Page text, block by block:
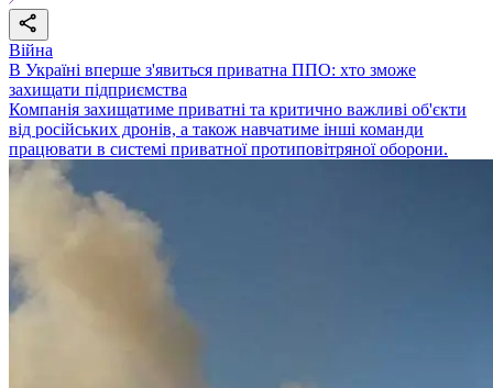
Війна
В Україні вперше з'явиться приватна ППО: хто зможе
захищати підприємства
Компанія захищатиме приватні та критично важливі об'єкти
від російських дронів, а також навчатиме інші команди
працювати в системі приватної протиповітряної оборони.